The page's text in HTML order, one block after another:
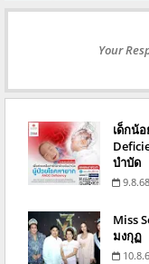
Your
เด็กน้
บำบัด
9.8.68
Miss
มงกุฏ